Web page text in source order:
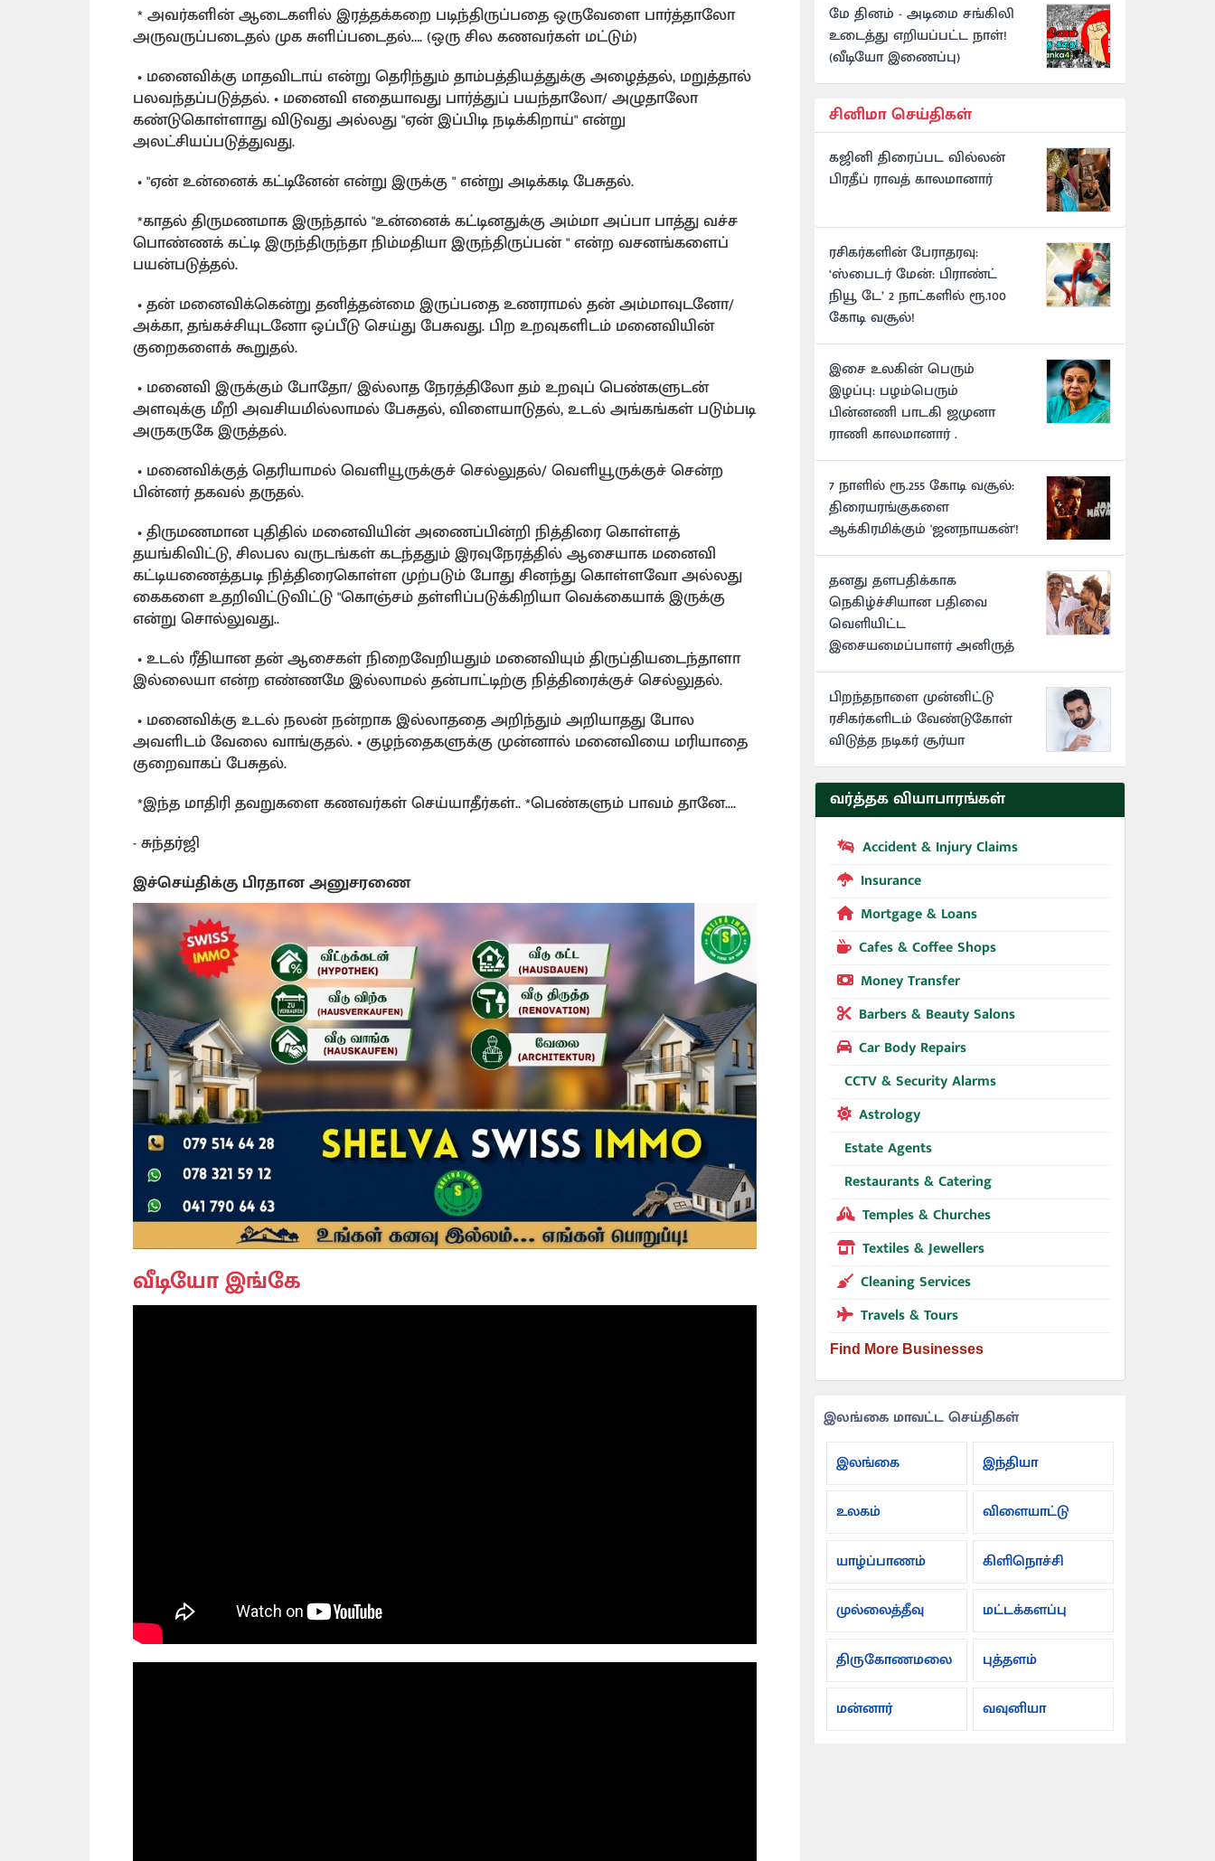
* அவர்களின் ஆடைகளில் இரத்தக்கறை படிந்திருப்பதை ஒருவேளை பார்த்தாலோ
அருவருப்படைதல் முக சுளிப்படைதல்…. (ஒரு சில கணவர்கள் மட்டும்)
• மனைவிக்கு மாதவிடாய் என்று தெரிந்தும் தாம்பத்தியத்துக்கு அழைத்தல், மறுத்தால்
பலவந்தப்படுத்தல். • மனைவி எதையாவது பார்த்துப் பயந்தாலோ/ அழுதாலோ
கண்டுகொள்ளாது விடுவது அல்லது "ஏன் இப்பிடி நடிக்கிறாய்" என்று
அலட்சியப்படுத்துவது.
• "ஏன் உன்னைக் கட்டினேன் என்று இருக்கு " என்று அடிக்கடி பேசுதல்.
*காதல் திருமணமாக இருந்தால் "உன்னைக் கட்டினதுக்கு அம்மா அப்பா பாத்து வச்ச
பொண்ணக் கட்டி இருந்திருந்தா நிம்மதியா இருந்திருப்பன் " என்ற வசனங்களைப்
பயன்படுத்தல்.
• தன் மனைவிக்கென்று தனித்தன்மை இருப்பதை உணராமல் தன் அம்மாவுடனோ/
அக்கா, தங்கச்சியுடனோ ஒப்பீடு செய்து பேசுவது. பிற உறவுகளிடம் மனைவியின்
குறைகளைக் கூறுதல்.
• மனைவி இருக்கும் போதோ/ இல்லாத நேரத்திலோ தம் உறவுப் பெண்களுடன்
அளவுக்கு மீறி அவசியமில்லாமல் பேசுதல், விளையாடுதல், உடல் அங்கங்கள் படும்படி
அருகருகே இருத்தல்.
• மனைவிக்குத் தெரியாமல் வெளியூருக்குச் செல்லுதல்/ வெளியூருக்குச் சென்ற
பின்னர் தகவல் தருதல்.
• திருமணமான புதிதில் மனைவியின் அணைப்பின்றி நித்திரை கொள்ளத்
தயங்கிவிட்டு, சிலபல வருடங்கள் கடந்ததும் இரவுநேரத்தில் ஆசையாக மனைவி
கட்டியணைத்தபடி நித்திரைகொள்ள முற்படும் போது சினந்து கொள்ளவோ அல்லது
கைகளை உதறிவிட்டுவிட்டு "கொஞ்சம் தள்ளிப்படுக்கிறியா வெக்கையாக் இருக்கு
என்று சொல்லுவது..
• உடல் ரீதியான தன் ஆசைகள் நிறைவேறியதும் மனைவியும் திருப்தியடைந்தாளா
இல்லையா என்ற எண்ணமே இல்லாமல் தன்பாட்டிற்கு நித்திரைக்குச் செல்லுதல்.
• மனைவிக்கு உடல் நலன் நன்றாக இல்லாததை அறிந்தும் அறியாதது போல
அவளிடம் வேலை வாங்குதல். • குழந்தைகளுக்கு முன்னால் மனைவியை மரியாதை
குறைவாகப் பேசுதல்.
*இந்த மாதிரி தவறுகளை கணவர்கள் செய்யாதீர்கள்.. *பெண்களும் பாவம் தானே....
- சுந்தர்ஜி
இச்செய்திக்கு பிரதான அனுசரணை
வீடியோ இங்கே
மே தினம் - அடிமை சங்கிலி
உடைத்து எறியப்பட்ட நாள்!
(வீடியோ இணைப்பு)
சினிமா செய்திகள்
கஜினி திரைப்பட வில்லன்
பிரதீப் ராவத் காலமானார்
ரசிகர்களின் பேராதரவு:
‘ஸ்பைடர் மேன்: பிராண்ட்
நியூ டே’ 2 நாட்களில் ரூ.100
கோடி வசூல்!
இசை உலகின் பெரும்
இழப்பு: பழம்பெரும்
பின்னணி பாடகி ஜமுனா
ராணி காலமானார் .
7 நாளில் ரூ.255 கோடி வசூல்:
திரையரங்குகளை
ஆக்கிரமிக்கும் 'ஜனநாயகன்'!
தனது தளபதிக்காக
நெகிழ்ச்சியான பதிவை
வெளியிட்ட
இசையமைப்பாளர் அனிருத்
பிறந்தநாளை முன்னிட்டு
ரசிகர்களிடம் வேண்டுகோள்
விடுத்த நடிகர் சூர்யா
வர்த்தக வியாபாரங்கள்
Accident & Injury Claims
Insurance
Mortgage & Loans
Cafes & Coffee Shops
Money Transfer
Barbers & Beauty Salons
Car Body Repairs
CCTV & Security Alarms
Astrology
Estate Agents
Restaurants & Catering
Temples & Churches
Textiles & Jewellers
Cleaning Services
Travels & Tours
Find More Businesses
இலங்கை மாவட்ட செய்திகள்
இலங்கை
இந்தியா
உலகம் விளையாட்டு
யாழ்ப்பாணம் கிளிநொச்சி
முல்லைத்தீவு மட்டக்களப்பு
திருகோணமலை புத்தளம்
மன்னார் வவுனியா